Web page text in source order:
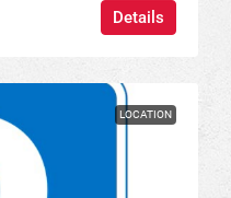
Details
LOCATION